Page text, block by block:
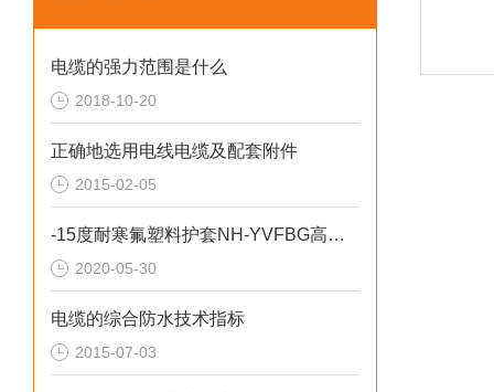
电缆的强力范围是什么
2018-10-20
正确地选用电线电缆及配套附件
2015-02-05
-15度耐寒氟塑料护套NH-YVFBG高压扁电缆
2020-05-30
电缆的综合防水技术指标
2015-07-03